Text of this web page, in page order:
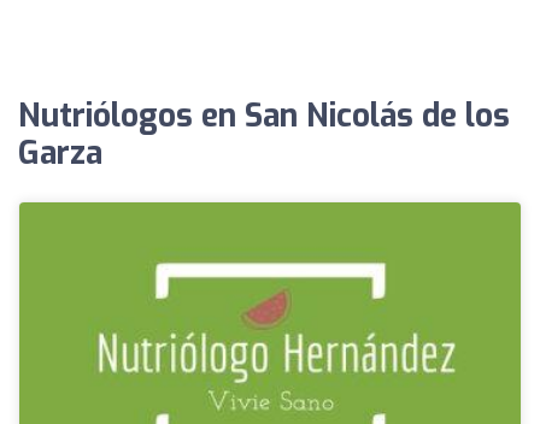
Nutriólogos en San Nicolás de los
Garza